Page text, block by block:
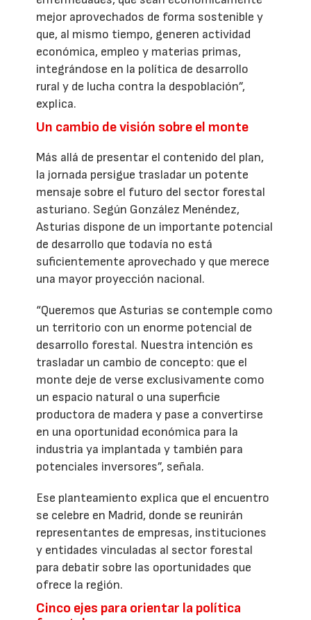
mejor aprovechados de forma sostenible y
que, al mismo tiempo, generen actividad
económica, empleo y materias primas,
integrándose en la política de desarrollo
rural y de lucha contra la despoblación”,
explica.
Un cambio de visión sobre el monte
Más allá de presentar el contenido del plan,
la jornada persigue trasladar un potente
mensaje sobre el futuro del sector forestal
asturiano. Según González Menéndez,
Asturias dispone de un importante potencial
de desarrollo que todavía no está
suficientemente aprovechado y que merece
una mayor proyección nacional.
“Queremos que Asturias se contemple como
un territorio con un enorme potencial de
desarrollo forestal. Nuestra intención es
trasladar un cambio de concepto: que el
monte deje de verse exclusivamente como
un espacio natural o una superficie
productora de madera y pase a convertirse
en una oportunidad económica para la
industria ya implantada y también para
potenciales inversores”, señala.
Ese planteamiento explica que el encuentro
se celebre en Madrid, donde se reunirán
representantes de empresas, instituciones
y entidades vinculadas al sector forestal
para debatir sobre las oportunidades que
ofrece la región.
Cinco ejes para orientar la política